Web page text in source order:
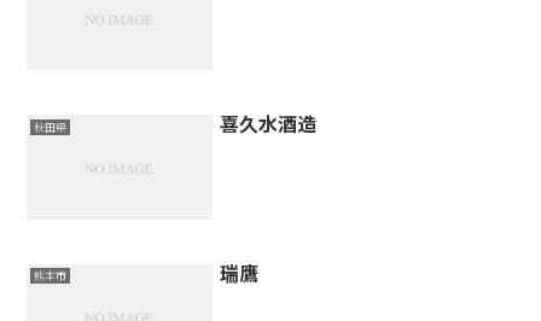
秋田県 喜久水酒造
熊本市 瑞鷹